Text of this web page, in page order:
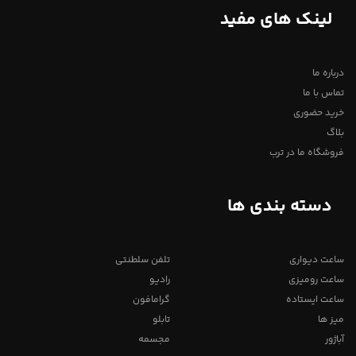
لینک های مفید
درباره ما
تماس با ما
خرید حضوری
بلاگ
فروشگاه ما در ترب
دسته بندی ها
ساعت دیواری
ساعت رومیزی
ساعت ایستاده
میز ها
آباژور
تلفن سلطنتی
رادیو
گرامافون
تابلو
مجسمه